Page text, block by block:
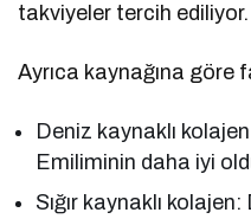
takviyeler tercih ediliyor.
Ayrıca kaynağına göre
Deniz kaynaklı
Emiliminin daha iyi
Sığır kaynaklı